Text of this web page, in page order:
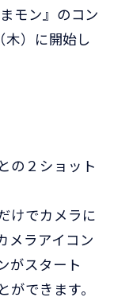
モン』のコン
）に開始し
の２ショット
けでカメラに
メラアイコン
がスタート
ができます。